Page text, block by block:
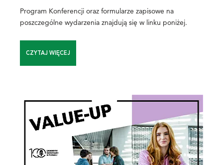
Program Konferencji oraz formularze zapisowe na
poszczególne wydarzenia znajdują się w linku poniżej.
CZYTAJ WIĘCEJ